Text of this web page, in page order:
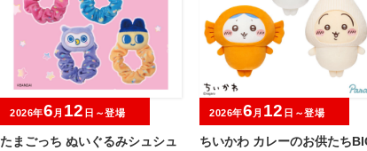
たまごっち ぬいぐるみシュシュ
2026年6 月 12 日～登場
ちいかわ カレーのお供たち
2026年6 月 12 日～登場